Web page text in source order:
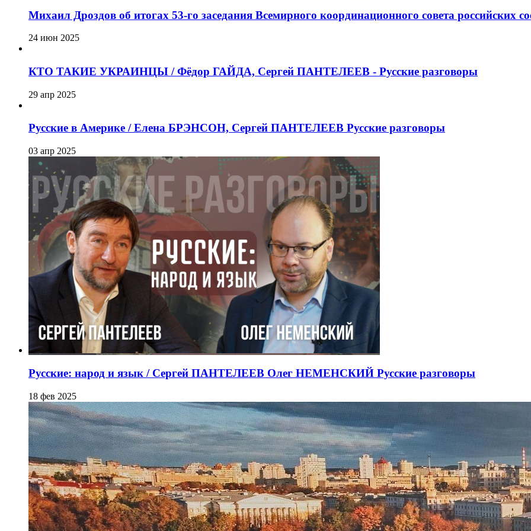
Михаил Дроздов об итогах 53-го заседания Всемирного координационного совета российских
24 июн 2025
КТО ТАКИЕ УКРАИНЦЫ / Фёдор ГАЙДА, Сергей ПАНТЕЛЕЕВ - Русские разговоры
29 апр 2025
Русские в Америке / Елена БРЭНСОН, Сергей ПАНТЕЛЕЕВ Русские разговоры
03 апр 2025
Русские: народ и язык / Сергей ПАНТЕЛЕЕВ Олег НЕМЕНСКИЙ Русские разговоры
18 фев 2025